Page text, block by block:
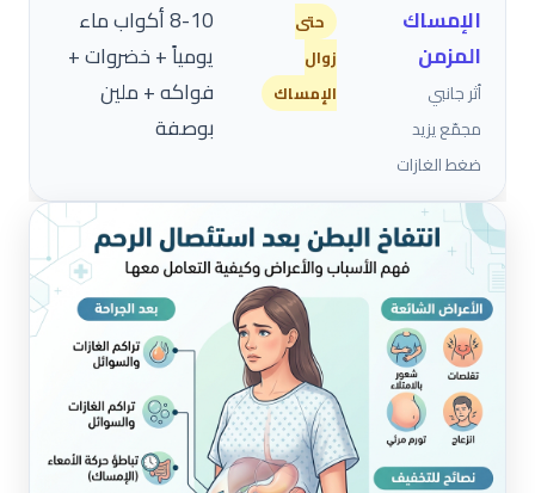
الإمساك
المزمن
أثر جانبي
مجمّع يزيد
ضغط الغازات
حتى
زوال
الإمساك
8-10 أكواب ماء
يومياً + خضروات +
فواكه + ملين
بوصفة